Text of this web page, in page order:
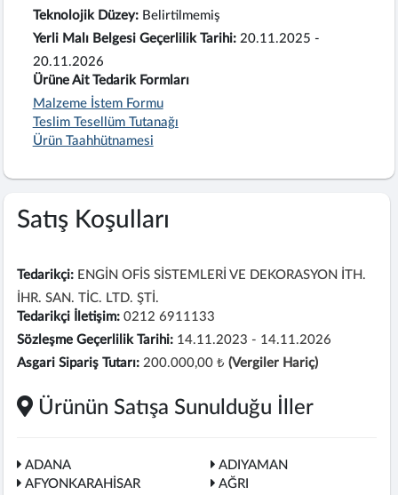
Teknolojik Düzey: Belirtilmemiş
Yerli Malı Belgesi Geçerlilik Tarihi: 20.11.2025 -
20.11.2026
Ürüne Ait Tedarik Formları
Malzeme İstem Formu
Teslim Tesellüm Tutanağı
Ürün Taahhütnamesi
Satış Koşulları
Tedarikçi: ENGİN OFİS SİSTEMLERİ VE DEKORASYON İTH.
İHR. SAN. TİC. LTD. ŞTİ.
Tedarikçi İletişim: 0212 6911133
Sözleşme Geçerlilik Tarihi: 14.11.2023 - 14.11.2026
Asgari Sipariş Tutarı: 200.000,00 ₺(Vergiler Hariç)
Ürünün Satışa Sunulduğu İller
ADANA
ADIYAMAN
AFYONKARAHİSAR
AĞRI